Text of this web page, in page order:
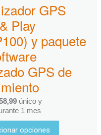
GPS
Play
y paquete
GPS de
único y
1 mes
opciones